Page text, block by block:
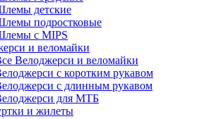
детские
подростковые
с MIPS
и веломайки
Велоджерси и веломайки
с коротким рукавом
с длинным рукавом
для МТБ
и жилеты